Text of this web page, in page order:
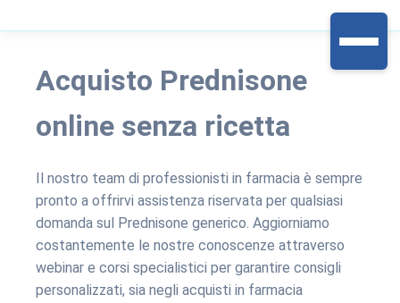
Acquisto Prednisone
online senza ricetta
Il nostro team di professionisti in farmacia è sempre
pronto a offrirvi assistenza riservata per qualsiasi
domanda sul Prednisone generico. Aggiorniamo
costantemente le nostre conoscenze attraverso
webinar e corsi specialistici per garantire consigli
personalizzati, sia negli acquisti in farmacia